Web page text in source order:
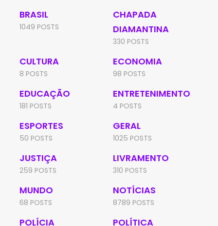
BRASIL
1049 POSTS
CHAPADA
DIAMANTINA
330 POSTS
CULTURA
8 POSTS
ECONOMIA
98 POSTS
EDUCAÇÃO
181 POSTS
ENTRETENIMENTO
4 POSTS
ESPORTES
50 POSTS
GERAL
1025 POSTS
JUSTIÇA
259 POSTS
LIVRAMENTO
310 POSTS
MUNDO
68 POSTS
NOTÍCIAS
8789 POSTS
POLÍCIA POLÍTICA